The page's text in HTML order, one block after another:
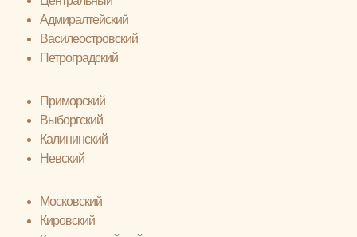
Адмиралтейский
Василеостровский
Петроградский
Приморский
Выборгский
Калининский
Невский
Московский
Кировский